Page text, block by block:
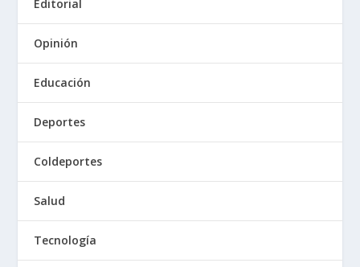
Editorial
Opinión
Educación
Deportes
Coldeportes
Salud
Tecnología